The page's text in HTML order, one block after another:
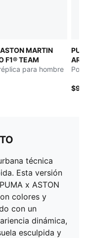
MARTIN
F1® TEAM
para hombre
técnica
Esta versión
x ASTON
colores y
con un
dinámica,
esculpida y